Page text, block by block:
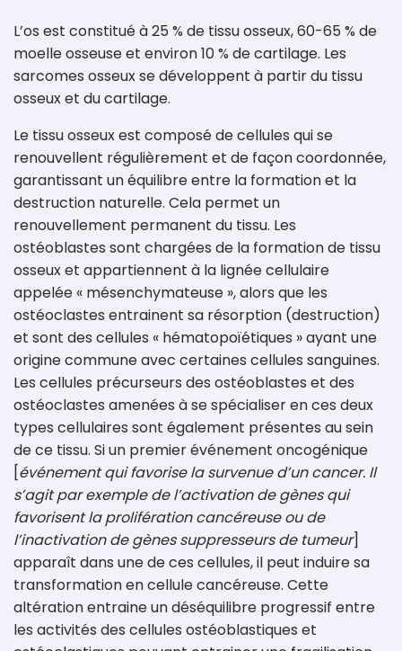
L’os est constitué à 25 % de tissu osseux, 60-65 % de
moelle osseuse et environ 10 % de cartilage. Les
sarcomes osseux se développent à partir du tissu
osseux et du cartilage.
Le tissu osseux est composé de cellules qui se
renouvellent régulièrement et de façon coordonnée,
garantissant un équilibre entre la formation et la
destruction naturelle. Cela permet un
renouvellement permanent du tissu. Les
ostéoblastes sont chargées de la formation de tissu
osseux et appartiennent à la lignée cellulaire
appelée « mésenchymateuse », alors que les
ostéoclastes entrainent sa résorption (destruction)
et sont des cellules « hématopoïétiques » ayant une
origine commune avec certaines cellules sanguines.
Les cellules précurseurs des ostéoblastes et des
ostéoclastes amenées à se spécialiser en ces deux
types cellulaires sont également présentes au sein
de ce tissu. Si un premier événement oncogénique
[événement qui favorise la survenue d’un cancer. Il
s’agit par exemple de l’activation de gènes qui
favorisent la prolifération cancéreuse ou de
l’inactivation de gènes suppresseurs de tumeur]
apparaît dans une de ces cellules, il peut induire sa
transformation en cellule cancéreuse. Cette
altération entraine un déséquilibre progressif entre
les activités des cellules ostéoblastiques et